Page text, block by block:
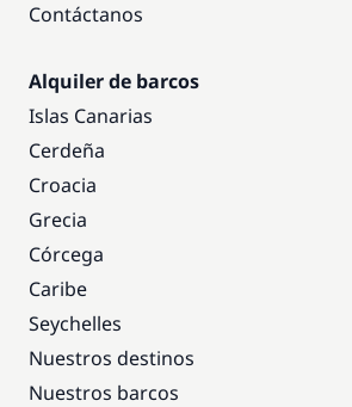
Contáctanos
Alquiler de barcos
Islas Canarias
Cerdeña
Croacia
Grecia
Córcega
Caribe
Seychelles
Nuestros destinos
Nuestros barcos